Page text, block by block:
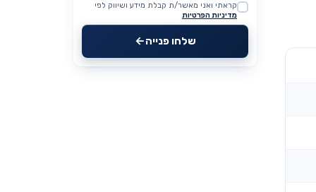
Website
קראתי ואני מאשר/ת קבלת מידע ושיווק לפי
מדיניות הפרטיות
שלחו פנייה